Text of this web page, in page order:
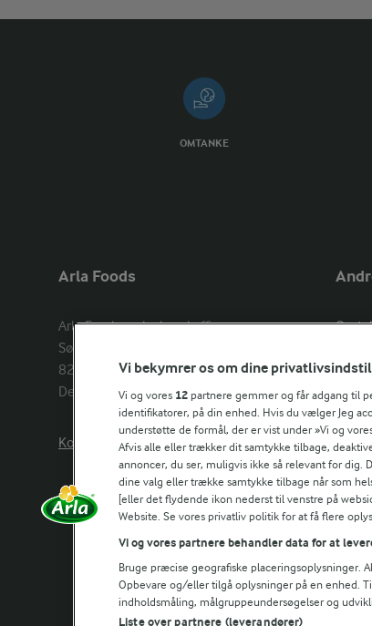
OMTANKE
Arla Foods
Arla Foods amba head office
Sønderhøj 14,
8260 Viby J
Denmark
Kontakt os her
Arla
Arla
Arla
Vi bekymrer os om dine
Vi og vores 12 partnere gemmer og får adgang til
identifikatorer, på din enhed. Hvis du vælger Jeg
understøtte de formål, der er vist under »Vi og
Afvis alle eller trækker dit samtykke tilbage,
annoncer, du ser, muligvis ikke så relevant for
dine valg eller trække samtykke tilbage når som
[eller det flydende ikon nederst til venstre på
Website. Se vores privatliv politik for at få flere
Vi og vores partnere behandler data for at
Bruge præcise geografiske placeringsoplysninger.
Opbevare og/eller tilgå oplysninger på en enhed.
indholdsmåling, målgruppeundersøgelser og
Liste over partnere (leverandører)